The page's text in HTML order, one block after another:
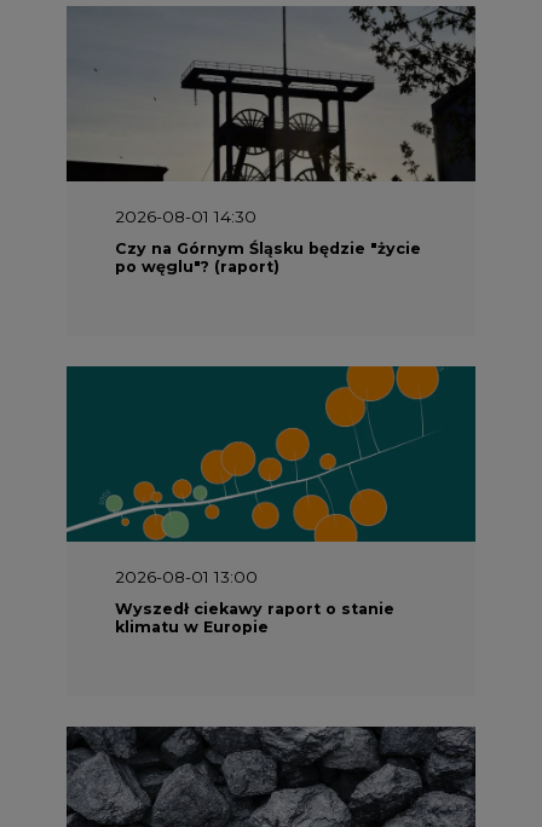
2026-08-01 13:00
Wyszedł ciekawy raport o stanie
klimatu w Europie
2026-07-09 10:30
Opublikowano bilans zasobów złóż
kopalin w Polsce według stanu na 31
grudnia 2025 r.